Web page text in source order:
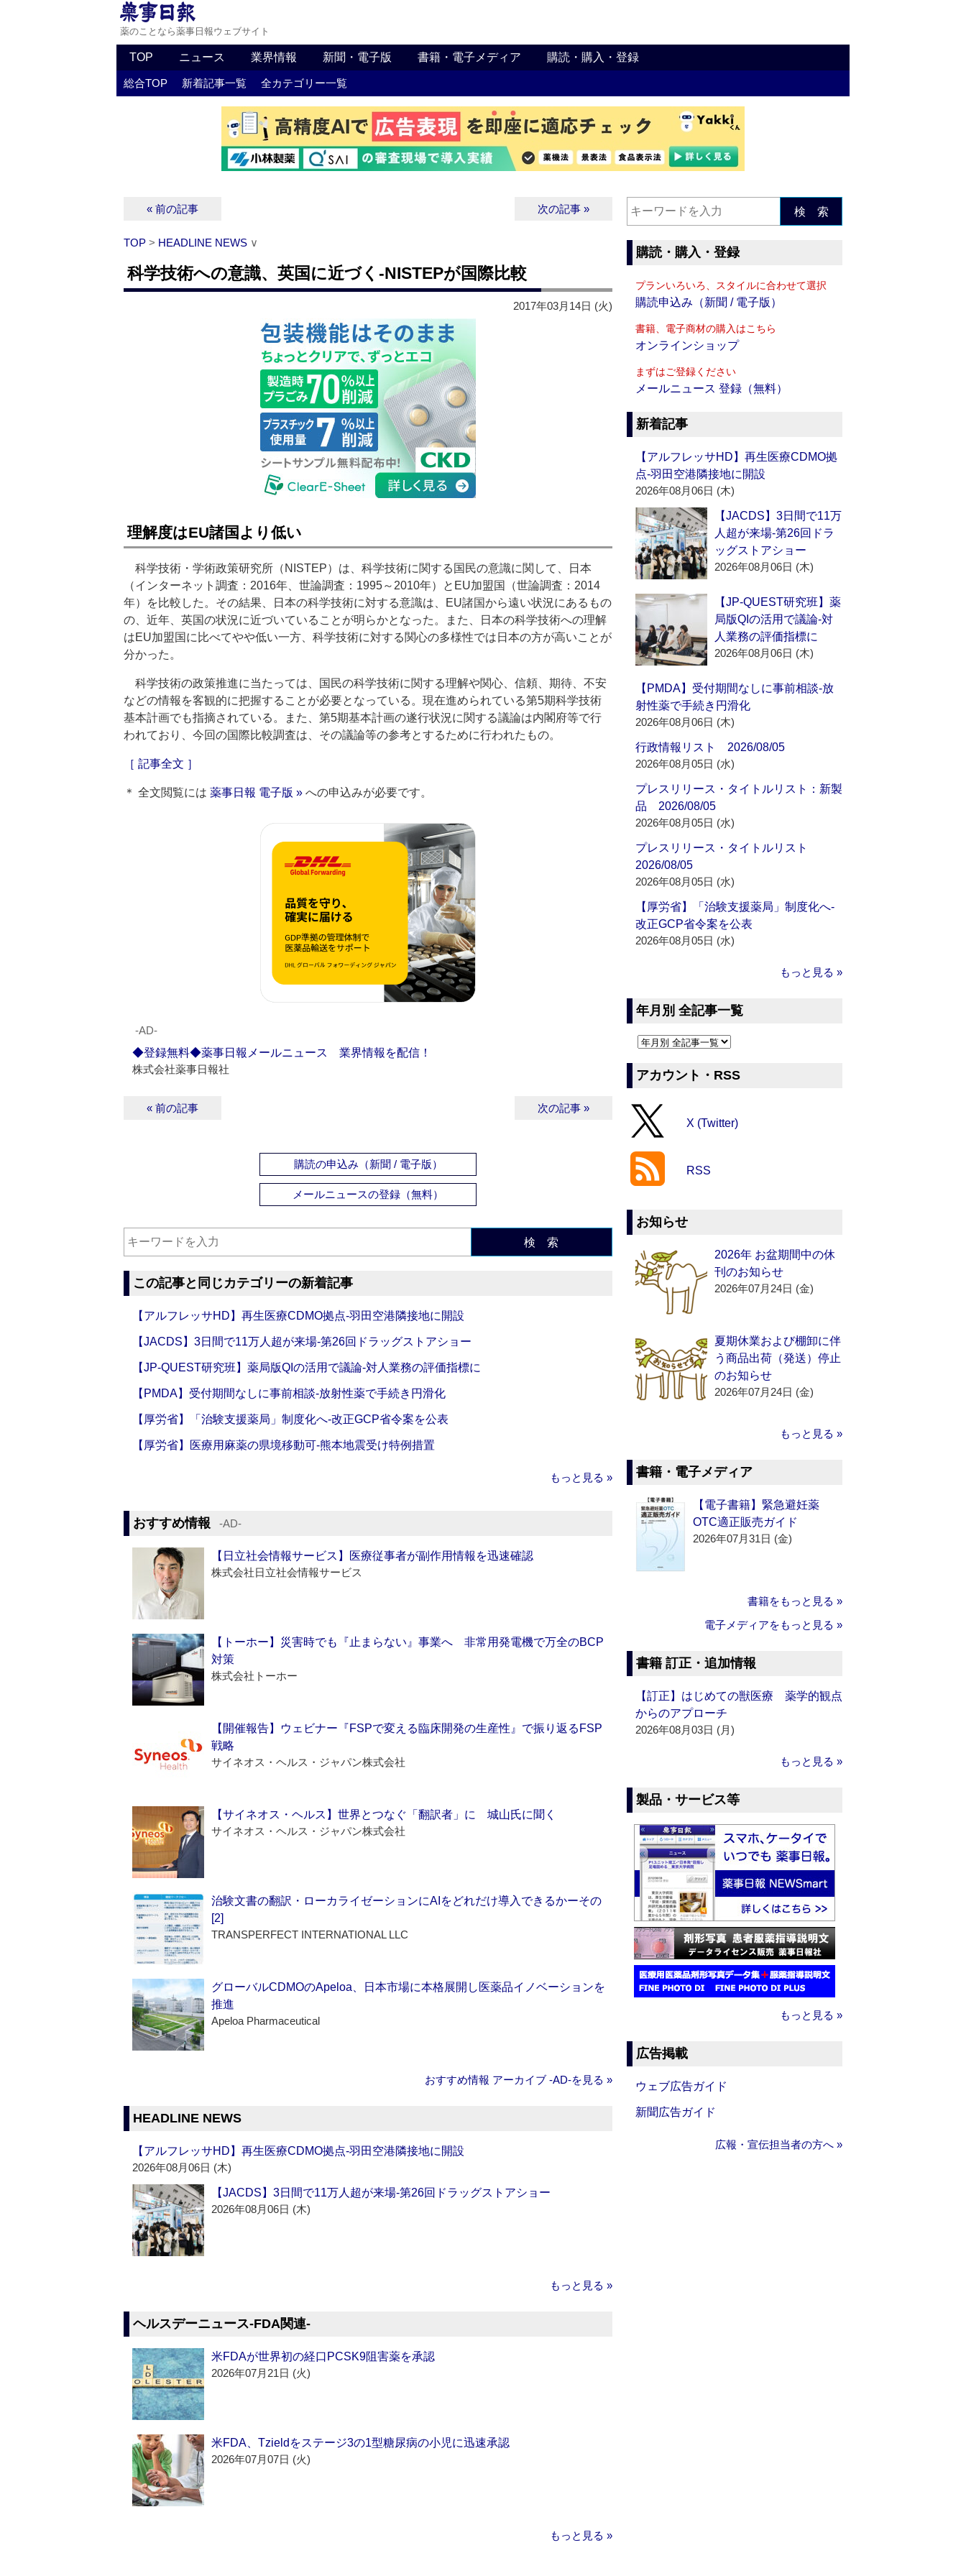
薬のことなら薬事日報ウェブサイト
TOP ニュース 業界情報 新聞・電子版 書籍・電子メディア 購読・購入・登録
総合TOP 新着記事一覧 全カテゴリー一覧
« 前の記事 次の記事 »
TOP > HEADLINE NEWS ∨
科学技術への意識、英国に近づく‐NISTEPが国際比較
2017年03月14日 (火)
理解度はEU諸国より低い
科学技術・学術政策研究所（NISTEP）は、科学技術に関する国民の意識に関して、日本
（インターネット調査：2016年、世論調査：1995～2010年）とEU加盟国（世論調査：2014
年）を比較した。その結果、日本の科学技術に対する意識は、EU諸国から遠い状況にあるもの
の、近年、英国の状況に近づいていることが明らかとなった。また、日本の科学技術への理解
はEU加盟国に比べてやや低い一方、科学技術に対する関心の多様性では日本の方が高いことが
分かった。
科学技術の政策推進に当たっては、国民の科学技術に関する理解や関心、信頼、期待、不安
などの情報を客観的に把握することが必要となっている。現在進められている第5期科学技術
基本計画でも指摘されている。また、第5期基本計画の遂行状況に関する議論は内閣府等で行
われており、今回の国際比較調査は、その議論等の参考とするために行われたもの。
［ 記事全文 ］
＊ 全文閲覧には 薬事日報 電子版 » への申込みが必要です。
‐AD‐
◆登録無料◆薬事日報メールニュース 業界情報を配信！
株式会社薬事日報社
« 前の記事 次の記事 »
購読の申込み（新聞 / 電子版）
メールニュースの登録（無料）
検 索
この記事と同じカテゴリーの新着記事
【アルフレッサHD】再生医療CDMO拠点‐羽田空港隣接地に開設
【JACDS】3日間で11万人超が来場‐第26回ドラッグストアショー
【JP-QUEST研究班】薬局版QIの活用で議論‐対人業務の評価指標に
【PMDA】受付期間なしに事前相談‐放射性薬で手続き円滑化
【厚労省】「治験支援薬局」制度化へ‐改正GCP省令案を公表
【厚労省】医療用麻薬の県境移動可‐熊本地震受け特例措置
もっと見る »
おすすめ情報 ‐AD‐
【日立社会情報サービス】医療従事者が副作用情報を迅速確認
株式会社日立社会情報サービス
【トーホー】災害時でも『止まらない』事業へ 非常用発電機で万全のBCP
対策
株式会社トーホー
【開催報告】ウェビナー『FSPで変える臨床開発の生産性』で振り返るFSP
戦略
サイネオス・ヘルス・ジャパン株式会社
【サイネオス・ヘルス】世界とつなぐ「翻訳者」に 城山氏に聞く
サイネオス・ヘルス・ジャパン株式会社
治験文書の翻訳・ローカライゼーションにAIをどれだけ導入できるかーその
[2]
TRANSPERFECT INTERNATIONAL LLC
グローバルCDMOのApeloa、日本市場に本格展開し医薬品イノベーションを
推進
Apeloa Pharmaceutical
おすすめ情報 アーカイブ ‐AD‐を見る »
HEADLINE NEWS
【アルフレッサHD】再生医療CDMO拠点‐羽田空港隣接地に開設
2026年08月06日 (木)
【JACDS】3日間で11万人超が来場‐第26回ドラッグストアショー
2026年08月06日 (木)
もっと見る »
ヘルスデーニュース‐FDA関連‐
米FDAが世界初の経口PCSK9阻害薬を承認
2026年07月21日 (火)
米FDA、Tzieldをステージ3の1型糖尿病の小児に迅速承認
2026年07月07日 (火)
もっと見る »
検 索
購読・購入・登録
プランいろいろ、スタイルに合わせて選択
購読申込み（新聞 / 電子版）
書籍、電子商材の購入はこちら
オンラインショップ
まずはご登録ください
メールニュース 登録（無料）
新着記事
【アルフレッサHD】再生医療CDMO拠
点‐羽田空港隣接地に開設
2026年08月06日 (木)
【JACDS】3日間で11万
人超が来場‐第26回ドラ
ッグストアショー
2026年08月06日 (木)
【JP-QUEST研究班】薬
局版QIの活用で議論‐対
人業務の評価指標に
2026年08月06日 (木)
【PMDA】受付期間なしに事前相談‐放
射性薬で手続き円滑化
2026年08月06日 (木)
行政情報リスト 2026/08/05
2026年08月05日 (水)
プレスリリース・タイトルリスト：新製
品 2026/08/05
2026年08月05日 (水)
プレスリリース・タイトルリスト
2026/08/05
2026年08月05日 (水)
【厚労省】「治験支援薬局」制度化へ‐
改正GCP省令案を公表
2026年08月05日 (水)
もっと見る »
年月別 全記事一覧
アカウント・RSS
X (Twitter)
RSS
お知らせ
2026年 お盆期間中の休
刊のお知らせ
2026年07月24日 (金)
夏期休業および棚卸に伴
う商品出荷（発送）停止
のお知らせ
2026年07月24日 (金)
もっと見る »
書籍・電子メディア
【電子書籍】緊急避妊薬
OTC適正販売ガイド
2026年07月31日 (金)
書籍をもっと見る »
電子メディアをもっと見る »
書籍 訂正・追加情報
【訂正】はじめての獣医療 薬学的観点
からのアプローチ
2026年08月03日 (月)
もっと見る »
製品・サービス等
もっと見る »
広告掲載
ウェブ広告ガイド
新聞広告ガイド
広報・宣伝担当者の方へ »